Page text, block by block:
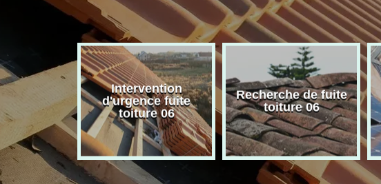
de
Intervention
d'urgence fuite
toiture 06
Recherche de fuite
toiture 06